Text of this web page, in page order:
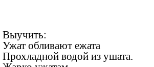
Выучить:
Ужат обливают ежата
Прохладной водой из ушата.